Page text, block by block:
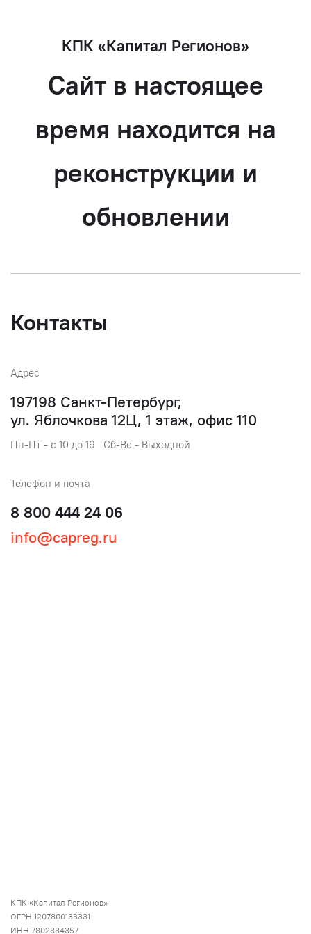
КПК «Капитал Регионов»
Сайт в настоящее
время находится на
реконструкции и
обновлении
Контакты
Адрес
197198 Санкт-Петербург,
ул. Яблочкова 12Ц, 1 этаж, офис 110
Пн-Пт - с 10 до 19 Сб-Вс - Выходной
Телефон и почта
8 800 444 24 06
info@capreg.ru
КПК «Капитал Регионов»
ОГРН 1207800133331
ИНН 7802884357